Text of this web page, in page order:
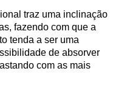
traz uma inclinação
fazendo com que a
tenda a ser uma
de absorver
com as mais